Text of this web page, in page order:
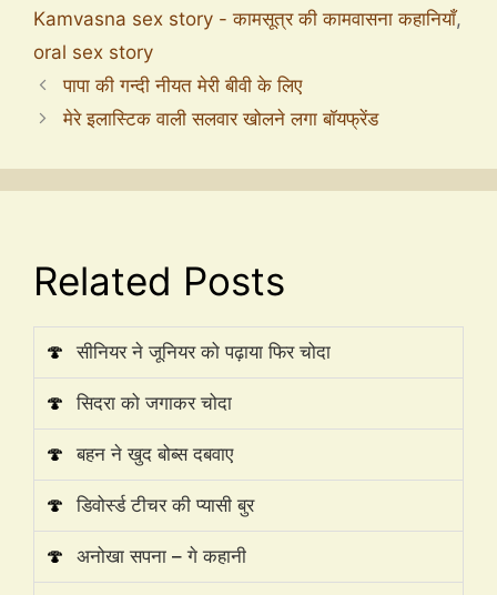
Kamvasna sex story - कामसूत्र की कामवासना कहानियाँ,
oral sex story
पापा की गन्दी नीयत मेरी बीवी के लिए
मेरे इलास्टिक वाली सलवार खोलने लगा बॉयफ्रेंड
Related Posts
🍄 सीनियर ने जूनियर को पढ़ाया फिर चोदा
🍄 सिदरा को जगाकर चोदा
🍄 बहन ने खुद बोब्स दबवाए
🍄 डिवोर्स्ड टीचर की प्यासी बुर
🍄 अनोखा सपना – गे कहानी